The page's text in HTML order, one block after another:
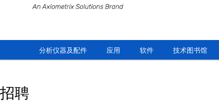
分析仪器及配件 应用 软件 技术图书馆
招聘